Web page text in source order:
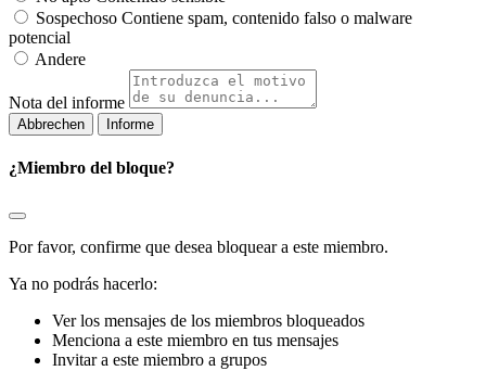
Sospechoso Contiene spam, contenido falso o malware
potencial
Andere
Nota del informe
Informe
¿Miembro del bloque?
Por favor, confirme que desea bloquear a este miembro.
Ya no podrás hacerlo:
Ver los mensajes de los miembros bloqueados
Menciona a este miembro en tus mensajes
Invitar a este miembro a grupos